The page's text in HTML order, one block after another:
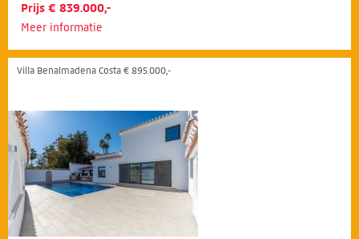
Prijs € 839.000,-
Meer informatie
Villa Benalmadena Costa € 895.000,-